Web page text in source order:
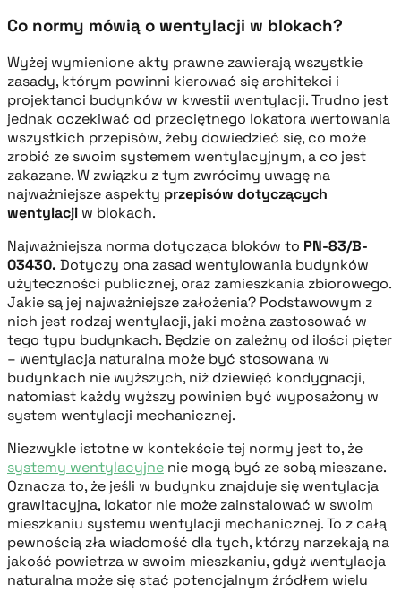
Co normy mówią o wentylacji w blokach?
Wyżej wymienione akty prawne zawierają wszystkie
zasady, którym powinni kierować się architekci i
projektanci budynków w kwestii wentylacji. Trudno jest
jednak oczekiwać od przeciętnego lokatora wertowania
wszystkich przepisów, żeby dowiedzieć się, co może
zrobić ze swoim systemem wentylacyjnym, a co jest
zakazane. W związku z tym zwrócimy uwagę na
najważniejsze aspekty przepisów dotyczących
wentylacji w blokach.
Najważniejsza norma dotycząca bloków to PN-83/B-
03430. Dotyczy ona zasad wentylowania budynków
użyteczności publicznej, oraz zamieszkania zbiorowego.
Jakie są jej najważniejsze założenia? Podstawowym z
nich jest rodzaj wentylacji, jaki można zastosować w
tego typu budynkach. Będzie on zależny od ilości pięter
– wentylacja naturalna może być stosowana w
budynkach nie wyższych, niż dziewięć kondygnacji,
natomiast każdy wyższy powinien być wyposażony w
system wentylacji mechanicznej.
Niezwykle istotne w kontekście tej normy jest to, że
systemy wentylacyjne nie mogą być ze sobą mieszane.
Oznacza to, że jeśli w budynku znajduje się wentylacja
grawitacyjna, lokator nie może zainstalować w swoim
mieszkaniu systemu wentylacji mechanicznej. To z całą
pewnością zła wiadomość dla tych, którzy narzekają na
jakość powietrza w swoim mieszkaniu, gdyż wentylacja
naturalna może się stać potencjalnym źródłem wielu